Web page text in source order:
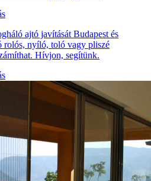
ajtó javítását Budapest és
rolós, nyíló, toló vagy pliszé
Hívjon, segítünk.